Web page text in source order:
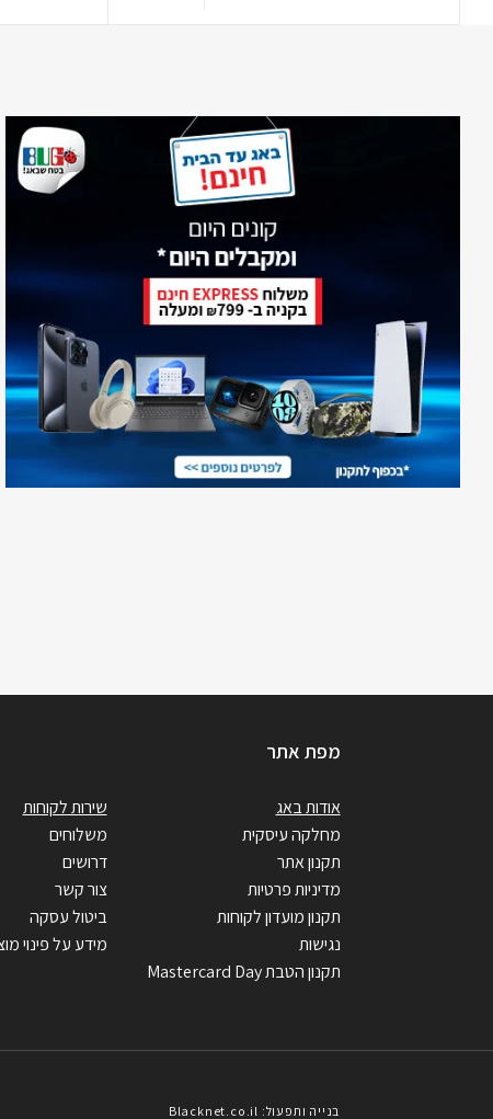
מפת אתר
אודות באג
מחלקה עיסקית
תקנון אתר
מדיניות פרטיות
תקנון מועדון לקוחות
נגישות
תקנון הטבת Mastercard Day
שירות לקוחות
משלוחים
דרושים
צור קשר
ביטול עסקה
מידע על פינוי
בנייה ותפעול: Blacknet.co.il